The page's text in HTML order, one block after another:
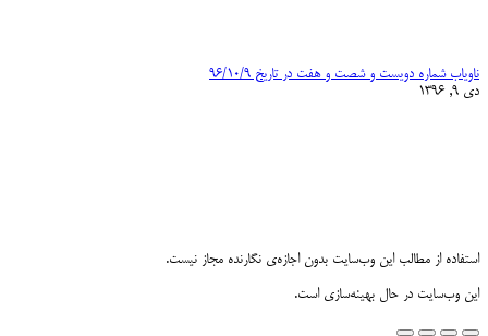
ناویاب شماره دویست و شصت و هفت در تاریخ ۹۶/۱۰/۹
دی 9, 1396
استفاده از مطالب این وب‌سایت بدون اجازه‌ی نگارنده مجاز نیست.
این وب‌سایت در حال بهینه‌سازی است.
Go